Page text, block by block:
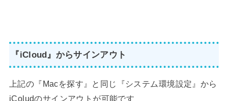
『iCloud』からサインアウト
上記の『Macを探す』と同じ『システム環境設定』から
iColudのサインアウトが可能です